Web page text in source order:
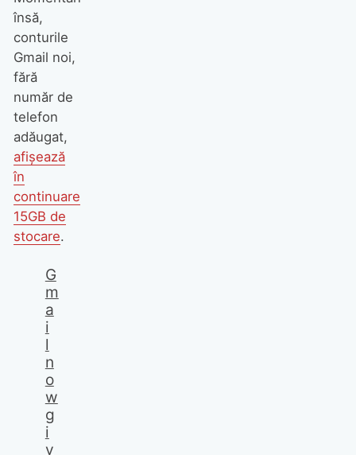
însă,
conturile
Gmail noi,
fără
număr de
telefon
adăugat,
afișează
în
continuare
15GB de
stocare.
G
m
a
i
l
n
o
w
g
i
v